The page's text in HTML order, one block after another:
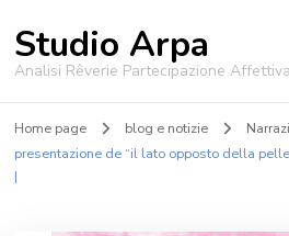
Studio Arpa
Analisi Rêverie Partecipazione Affettiva
Home page blog e notizie
presentazione de “il lato opposto della
|